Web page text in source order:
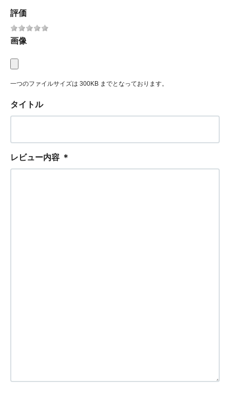
評価
画像
一つのファイルサイズは 300KB までとなっております。
タイトル
レビュー内容 ＊